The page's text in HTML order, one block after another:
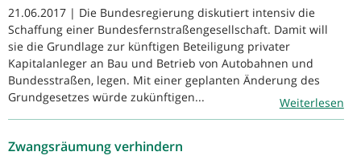
21.06.2017 | Die Bundesregierung diskutiert intensiv die
Schaffung einer Bundesfernstraßengesellschaft. Damit will
sie die Grundlage zur künftigen Beteiligung privater
Kapitalanleger an Bau und Betrieb von Autobahnen und
Bundesstraßen, legen. Mit einer geplanten Änderung des
Grundgesetzes würde zukünftigen...
Weiterlesen
Zwangsräumung verhindern